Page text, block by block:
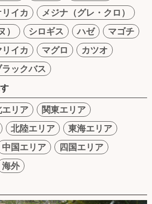
イカ
メジナ（グレ・クロ）
）
シロギス ハゼ
マゴチ
リイカ マグロ
カツオ
ラックバス
リア
関東エリア
北陸エリア
東海エリア
中国エリア
四国エリア
海外